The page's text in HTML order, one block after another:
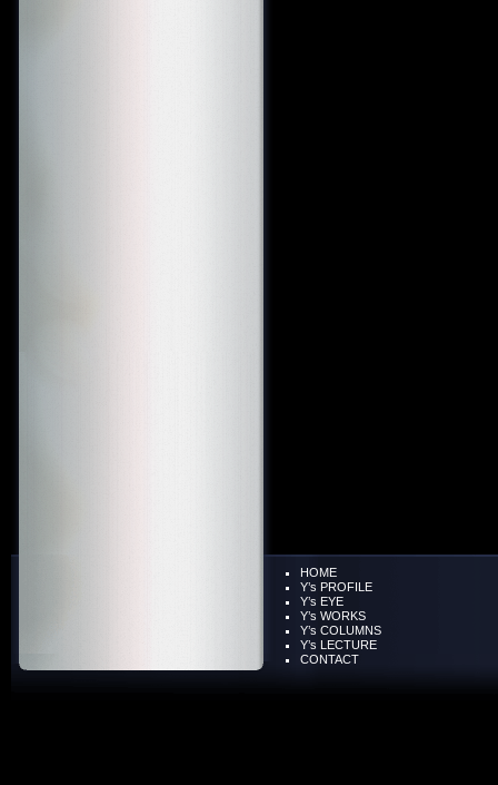
HOME
Y’s PROFILE
Y’s EYE
Y’s WORKS
Y’s COLUMNS
Y’s LECTURE
CONTACT